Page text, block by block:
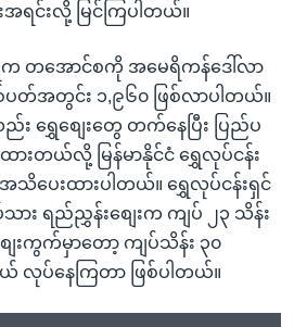
ရင်းလို့ မြင်ကြပါတယ်။
ေက တအောင်စကို အမေရိကန်ဒေါ်လာ
ပတ်အတွင်း ၁,၉၆၀ ဖြစ်လာပါတယ်။
ည်း ရွှေစျေးတွေ တက်နေပြီး ပြည်ပ
းတယ်လို့ မြန်မာနိုင်ငံ ရွှေလုပ်ငန်း
သိပေးထားပါတယ်။ ရွှေလုပ်ငန်းရှင်
ား ရည်ညွှန်းစျေးက ကျပ် ၂၃ သိန်း
ေးကွက်မှာတော့ ကျပ်သိန်း ၃၀
လုပ်နေကြတာ ဖြစ်ပါတယ်။